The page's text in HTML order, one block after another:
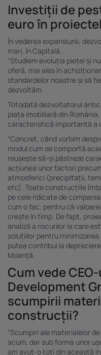
Investiții de
euro în
În vederea expansiunii,
mari, în Capitală.
“Studiem evoluția pieței și
oferă, mai ales în
standardelor noastre și să
dezvoltăm.
Totodată dezvoltatorul
piața imobiliară din
caracteristică importantă a
“Concret, când vorbim
modul cum se comportă
reușește să-și păstreze
acțiunea unor factori
atmosferici (precipitații,
etc). Toate construcțiile
pe cele ridicate de
cum o fac, pentru că
crește în timp. De fapt,
analiză a riscurilor la care
soluțiilor pentru
putea contribui la
Moanță.
Cum vede
Development
scumpirii
construcții?
“Scumpiri ale materialelor
acum, dar sub forma unor
am avut-o toți din această
Listă parteneri (furnizori)